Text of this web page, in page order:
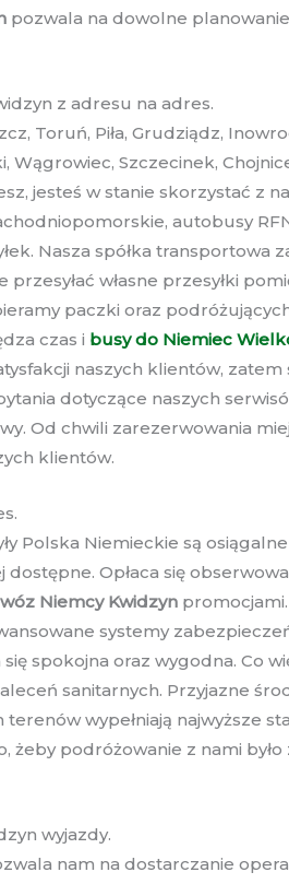
pozwala na dowolne
z adresu na adres.
Piła, Grudziądz,
Wągrowiec, Szczecinek,
jesteś w stanie skorzystać z
autobusy
Nasza spółka transportowa
własne przesyłki
paczki oraz
czas i busy do Niemiec
naszych klientów, zatem
dotyczące naszych
Od chwili zarezerwowania
klientów.
Polska Niemieckie są
Opłaca się
Niemcy Kwidzyn
systemy
spokojna oraz wygodna. Co
sanitarnych. Przyjazne
wypełniają najwyższe
żeby podróżowanie z nami
wyjazdy.
nam na dostarczanie